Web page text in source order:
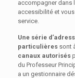
accompagner dans
accessibilité et
service.
Une série
particulièressont
canaux autorisés
du Professeur
a un gestionnaire